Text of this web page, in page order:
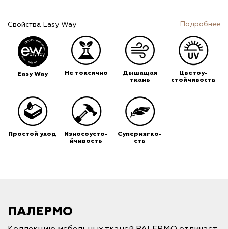
Свойства Easy Way Подробнее
Easy Way Не токсично
Дышащая
ткань
Цветоу-
стойчивость
Простой уход
Износоусто-
йчивость
Супермягко-
сть
ПАЛЕРМО